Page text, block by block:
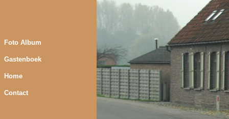
Foto Album
Gastenboek
Home
Contact